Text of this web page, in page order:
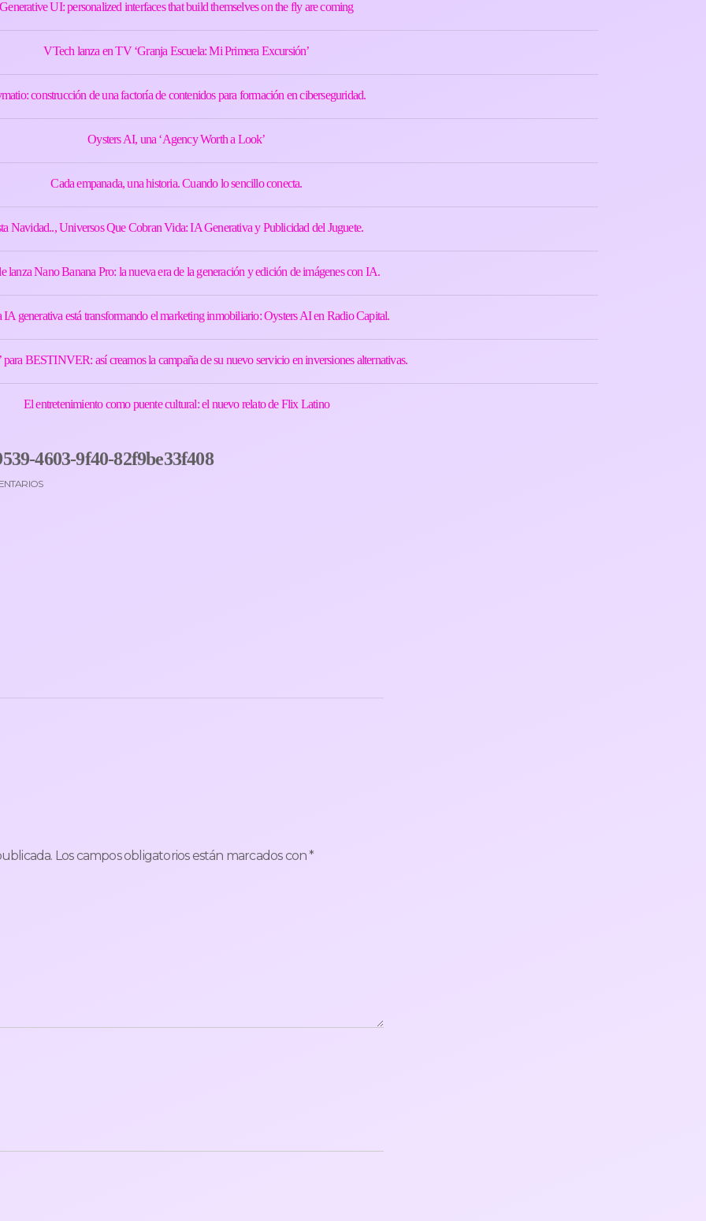
Generative UI: personalized interfaces that build themselves on the fly are coming
VTech lanza en TV ‘Granja Escuela: Mi Primera Excursión’
construcción de una factoría de contenidos para formación en ciberseguridad.
Oysters AI, una ‘Agency Worth a Look’
Cada empanada, una historia. Cuando lo sencillo conecta.
Navidad.., Universos Que Cobran Vida: IA Generativa y Publicidad del Juguete.
lanza Nano Banana Pro: la nueva era de la generación y edición de imágenes con IA.
IA generativa está transformando el marketing inmobiliario: Oysters AI en Radio Capital.
para BESTINVER: así creamos la campaña de su nuevo servicio en inversiones alternativas.
El entretenimiento como puente cultural: el nuevo relato de Flix Latino
4603-9f40-82f9be33f408
Los campos obligatorios están marcados con*